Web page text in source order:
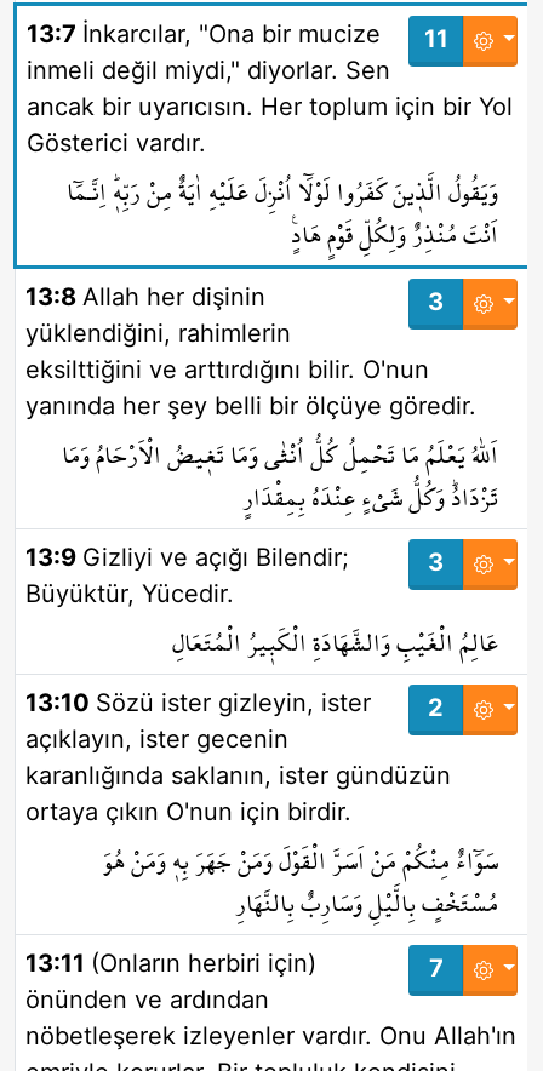
11
13:7 İnkarcılar, "Ona bir mucize
inmeli değil miydi," diyorlar. Sen
ancak bir uyarıcısın. Her toplum için bir Yol
Gösterici vardır.
وَيَقُولُ الَّذ۪ينَ كَفَرُوا لَوْلَٓا اُنْزِلَ عَلَيْهِ اٰيَةٌ مِنْ رَبِّه۪ۜ اِنَّـمَٓا
اَنْتَ مُنْذِرٌ وَلِكُلِّ قَوْمٍ هَادٍ۟
3
13:8 Allah her dişinin
yüklendiğini, rahimlerin
eksilttiğini ve arttırdığını bilir. O'nun
yanında her şey belli bir ölçüye göredir.
اَللّٰهُ يَعْلَمُ مَا تَحْمِلُ كُلُّ اُنْثٰى وَمَا تَغ۪يضُ الْاَرْحَامُ وَمَا
تَزْدَادُۜ وَكُلُّ شَيْءٍ عِنْدَهُ بِمِقْدَارٍ
3
13:9 Gizliyi ve açığı Bilendir;
Büyüktür, Yücedir.
عَالِمُ الْغَيْبِ وَالشَّهَادَةِ الْكَب۪يرُ الْمُتَعَالِ
2
13:10 Sözü ister gizleyin, ister
açıklayın, ister gecenin
karanlığında saklanın, ister gündüzün
ortaya çıkın O'nun için birdir.
سَوَٓاءٌ مِنْكُمْ مَنْ اَسَرَّ الْقَوْلَ وَمَنْ جَهَرَ بِه۪ وَمَنْ هُوَ
مُسْتَخْفٍ بِالَّيْلِ وَسَارِبٌ بِالنَّهَارِ
7
13:11 (Onların herbiri için)
önünden ve ardından
nöbetleşerek izleyenler vardır. Onu Allah'ın